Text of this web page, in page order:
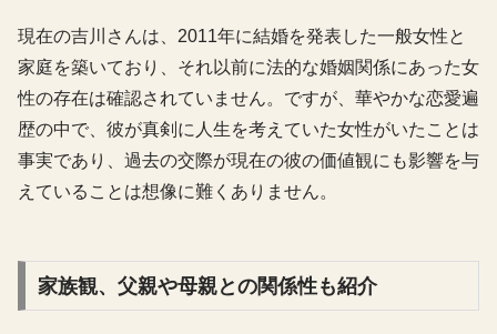
現在の吉川さんは、2011年に結婚を発表した一般女性と
家庭を築いており、それ以前に法的な婚姻関係にあった女
性の存在は確認されていません。ですが、華やかな恋愛遍
歴の中で、彼が真剣に人生を考えていた女性がいたことは
事実であり、過去の交際が現在の彼の価値観にも影響を与
えていることは想像に難くありません。
家族観、父親や母親との関係性も紹介